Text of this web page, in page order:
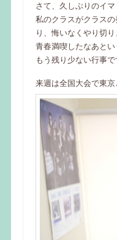
さて、久しぶりのイ
私のクラスがクラス
り、悔いなくやり切り
青春満喫したなあとい
もう残り少ない行事
来週は全国大会で東京